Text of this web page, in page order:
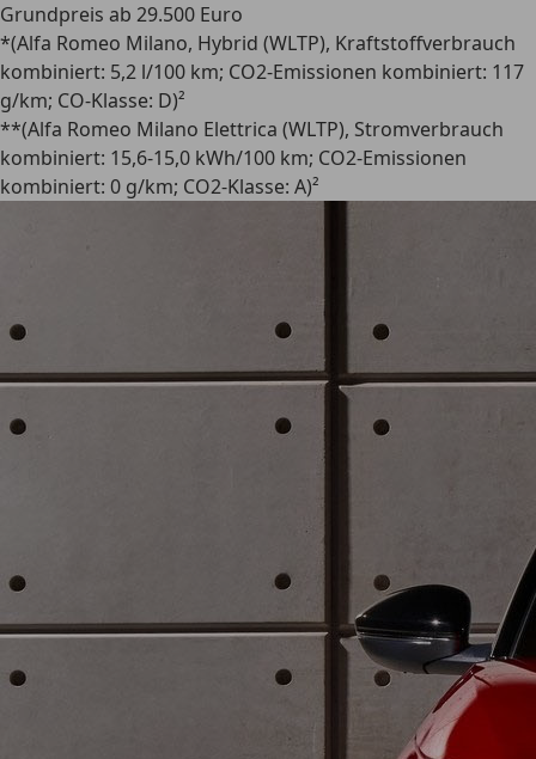
Grundpreis ab 29.500 Euro
*(Alfa Romeo Milano, Hybrid (WLTP), Kraftstoffverbrauch
kombiniert: 5,2 l/100 km; CO2-Emissionen kombiniert: 117
g/km; CO-Klasse: D)²
**(Alfa Romeo Milano Elettrica (WLTP), Stromverbrauch
kombiniert: 15,6-15,0 kWh/100 km; CO2-Emissionen
kombiniert: 0 g/km; CO2-Klasse: A)²